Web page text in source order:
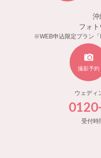
沖
フォ
※WEB申込限定プラン
撮影予約
ウェディ
受付時